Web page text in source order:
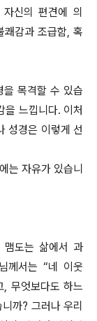
신의 편견에 의
쾌감과 조급함, 혹
을 목격할 수 있습
을 느낍니다. 이처
성경은 이렇게 선
는 자유가 있습니
맴도는 삶에서 과
께서는 “네 이웃
무엇보다도 하느
까? 그러나 우리